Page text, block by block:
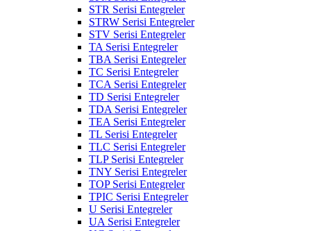
STR Serisi Entegreler
STRW Serisi Entegreler
STV Serisi Entegreler
TA Serisi Entegreler
TBA Serisi Entegreler
TC Serisi Entegreler
TCA Serisi Entegreler
TD Serisi Entegreler
TDA Serisi Entegreler
TEA Serisi Entegreler
TL Serisi Entegreler
TLC Serisi Entegreler
TLP Serisi Entegreler
TNY Serisi Entegreler
TOP Serisi Entegreler
TPIC Serisi Entegreler
U Serisi Entegreler
UA Serisi Entegreler